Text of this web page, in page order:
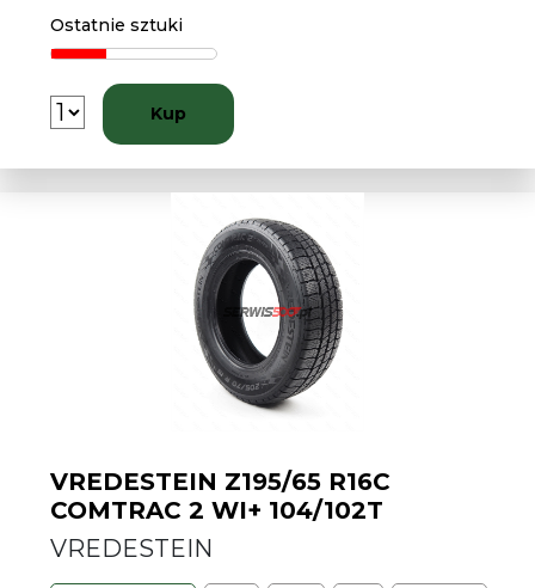
Ostatnie sztuki
Kup
VREDESTEIN Z195/65 R16C
COMTRAC 2 WI+ 104/102T
VREDESTEIN